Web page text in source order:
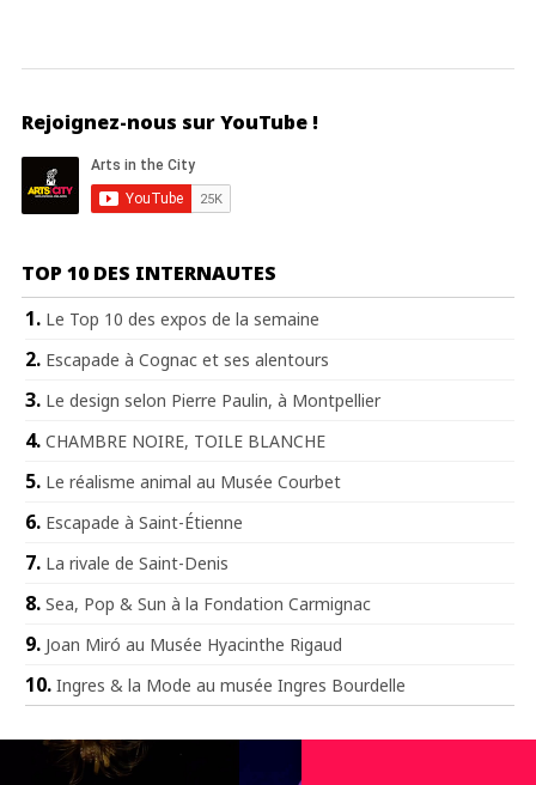
Rejoignez-nous sur YouTube !
TOP 10 DES INTERNAUTES
Le Top 10 des expos de la semaine
Escapade à Cognac et ses alentours
Le design selon Pierre Paulin, à Montpellier
CHAMBRE NOIRE, TOILE BLANCHE
Le réalisme animal au Musée Courbet
Escapade à Saint-Étienne
La rivale de Saint-Denis
Sea, Pop & Sun à la Fondation Carmignac
Joan Miró au Musée Hyacinthe Rigaud
Ingres & la Mode au musée Ingres Bourdelle